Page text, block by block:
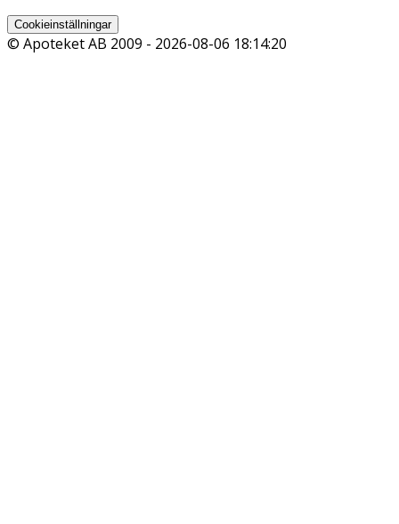
Cookieinställningar
© Apoteket AB 2009 - 2026-08-06 18:14:20